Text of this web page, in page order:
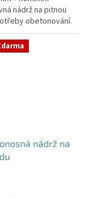
nádrž na pitnou
obetonování.
všech
potrubí a hadice
nádrž na